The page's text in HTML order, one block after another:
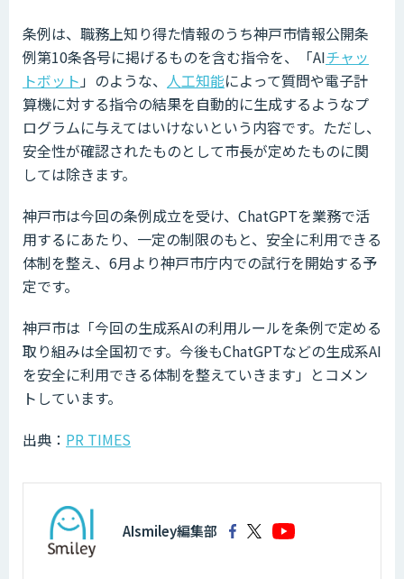
条例は、職務上知り得た情報のうち神戸市情報公開条
例第10条各号に掲げるものを含む指令を、「AIチャッ
トボット」のような、 人工知能によって質問や電子計
算機に対する指令の結果を自動的に生成するようなプ
ログラムに与えてはいけないという内容です。ただし、
安全性が確認されたものとして市長が定めたものに関
しては除きます。
神戸市は今回の条例成立を受け、ChatGPTを業務で活
用するにあたり、一定の制限のもと、安全に利用できる
体制を整え、6月より神戸市庁内での試行を開始する予
定です。
神戸市は「今回の生成系AIの利用ルールを条例で定める
取り組みは全国初です。今後もChatGPTなどの生成系AI
を安全に利用できる体制を整えていきます」とコメン
トしています。
出典： PR TIMES
AIsmiley編集部